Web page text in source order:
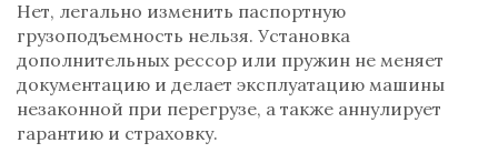
Нет, легально изменить паспортную
грузоподъемность нельзя. Установка
дополнительных рессор или пружин не меняет
документацию и делает эксплуатацию машины
незаконной при перегрузе, а также аннулирует
гарантию и страховку.